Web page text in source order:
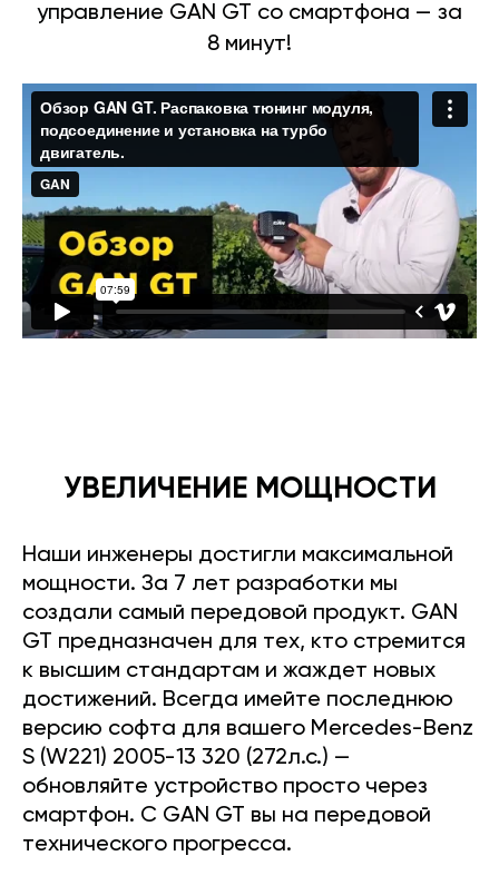
управление GAN GT со смартфона — за
8 минут!
УВЕЛИЧЕНИЕ МОЩНОСТИ
Наши инженеры достигли максимальной
мощности. За 7 лет разработки мы
создали самый передовой продукт. GAN
GT предназначен для тех, кто стремится
к высшим стандартам и жаждет новых
достижений. Всегда имейте последнюю
версию софта для вашего Mercedes-Benz
S (W221) 2005-13 320 (272л.с.) —
обновляйте устройство просто через
смартфон. С GAN GT вы на передовой
технического прогресса.